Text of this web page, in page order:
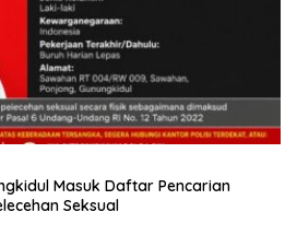
Masuk Daftar Pencarian
Seksual